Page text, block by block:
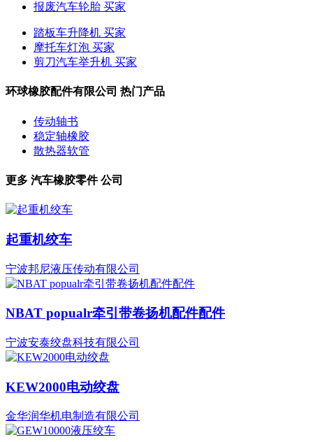
报废汽车轮胎 买家
踏板车升降机 买家
摩托车灯泡 买家
剪刀汽车举升机 买家
环球橡胶配件有限公司 热门产品
传动轴书
稳定轴橡胶
散热器软管
更多 汽车橡胶零件公司
起重机绞车
宁波邦尼液压传动有限公司
NBAT popualr牵引带卷扬机配件配件
宁波安泰绞盘科技有限公司
KEW2000电动绞盘
金华润华机电制造有限公司